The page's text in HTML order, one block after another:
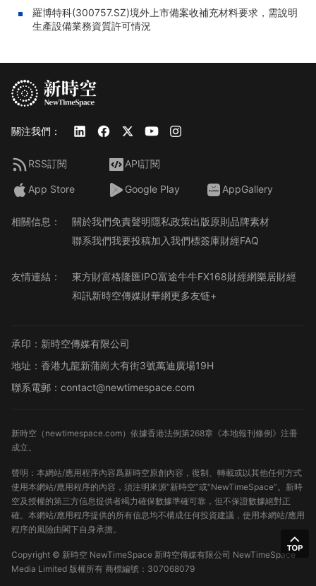
羅博特科(300757.SZ)境外上市備案收補充材料要求，需說明
生產設備業務資質許可情況
關注我們：
RSS訂閱 API訂閱
App Store Google Play AppGallery
相關信息： 關於我們免責聲明隱私政策出版原則品牌素材
聯系我們我要投稿加入我們標簽庫財經FAQ
友情連結： 東方財富格隆匯IPO富途牛牛FX168財經網樂居財經
和訊新時空傳媒財華網更多友链+
承印：新時空傳媒有限公司
地址：香港九龍新蒲崗大有街3號萬迪廣場19H
聯系電郵：contact@newtimespace.com
新時空（ newtimespace.com）依據香港法例第268章《本地報刊條例》注冊
成立。
聲明：本網站/應用程序內容爲新時空原創內容，復制、轉載或以其他任何方式
使用本網站/應用程序的內容，須注明來源“新時空”或“NewTimeSpace”。新時
空及授權的第三方信息提供者竭力確保數據準確可靠，但不保證數據絕對正
確。本網站/應用程序提供的所有信息均不構成任何投資建議，使用本網站/應用
程序的風險由閣下自身承擔。
Copyright © 新時空 NewTimeSpace 新時空傳媒有限公司 NewTimeSpace
Media Limited 版權所有 商標編號：307068079